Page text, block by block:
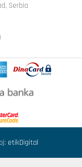
Serbia
etikDigital